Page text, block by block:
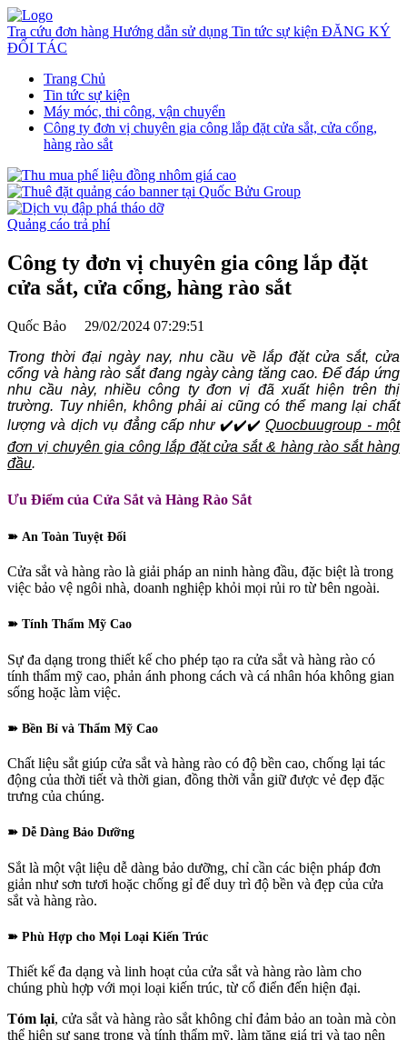
Tra cứu đơn hàng Hướng dẫn sử dụng Tin tức sự kiện ĐĂNG KÝ
ĐỐI TÁC
Trang Chủ
Tin tức sự kiện
Máy móc, thi công, vận chuyển
Công ty đơn vị chuyên gia công lắp đặt cửa sắt, cửa cổng,
hàng rào sắt
Quảng cáo trả phí
Công ty đơn vị chuyên gia công lắp đặt
cửa sắt, cửa cổng, hàng rào sắt
Quốc Bảo 29/02/2024 07:29:51
Trong thời đại ngày nay, nhu cầu về lắp đặt cửa sắt, cửa
cổng và hàng rào sắt đang ngày càng tăng cao. Để đáp ứng
nhu cầu này, nhiều công ty đơn vị đã xuất hiện trên thị
trường. Tuy nhiên, không phải ai cũng có thể mang lại chất
lượng và dịch vụ đẳng cấp như ✔️✔️✔️Quocbuugroup - một
đơn vị chuyên gia công lắp đặt cửa sắt & hàng rào sắt hàng
đầu.
Ưu Điểm của Cửa Sắt và Hàng Rào Sắt
➽ An Toàn Tuyệt Đối
Cửa sắt và hàng rào là giải pháp an ninh hàng đầu, đặc biệt là trong
việc bảo vệ ngôi nhà, doanh nghiệp khỏi mọi rủi ro từ bên ngoài.
➽ Tính Thẩm Mỹ Cao
Sự đa dạng trong thiết kế cho phép tạo ra cửa sắt và hàng rào có
tính thẩm mỹ cao, phản ánh phong cách và cá nhân hóa không gian
sống hoặc làm việc.
➽ Bền Bỉ và Thẩm Mỹ Cao
Chất liệu sắt giúp cửa sắt và hàng rào có độ bền cao, chống lại tác
động của thời tiết và thời gian, đồng thời vẫn giữ được vẻ đẹp đặc
trưng của chúng.
➽ Dễ Dàng Bảo Dưỡng
Sắt là một vật liệu dễ dàng bảo dưỡng, chỉ cần các biện pháp đơn
giản như sơn tươi hoặc chống gỉ để duy trì độ bền và đẹp của cửa
sắt và hàng rào.
➽ Phù Hợp cho Mọi Loại Kiến Trúc
Thiết kế đa dạng và linh hoạt của cửa sắt và hàng rào làm cho
chúng phù hợp với mọi loại kiến trúc, từ cổ điển đến hiện đại.
Tóm lại, cửa sắt và hàng rào sắt không chỉ đảm bảo an toàn mà còn
thể hiện sự sang trọng và tính thẩm mỹ, làm tăng giá trị và tạo nên